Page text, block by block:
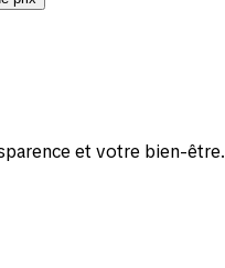
et votre bien-